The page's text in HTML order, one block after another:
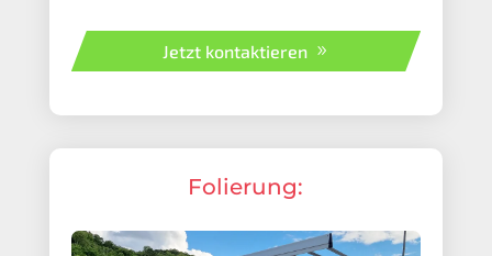
Jetzt kontaktieren
Folierung: